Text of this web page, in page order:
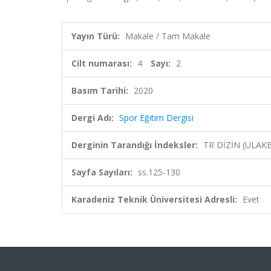
Yayın Türü: Makale / Tam Makale
Cilt numarası: 4 Sayı: 2
Basım Tarihi: 2020
Dergi Adı: Spor Eğitim Dergisi
Derginin Tarandığı İndeksler: TR DİZİN
Sayfa Sayıları: ss.125-130
Karadeniz Teknik Üniversitesi Adresli: Evet